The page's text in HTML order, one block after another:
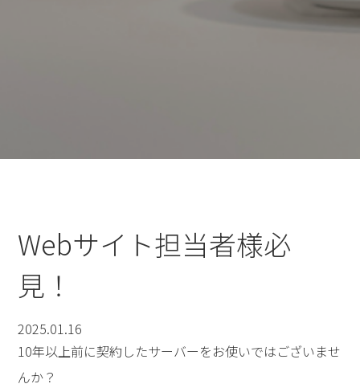
Webサイト担当者様必
見！
2025.01.16
10年以上前に契約したサーバーをお使いではございませ
んか？